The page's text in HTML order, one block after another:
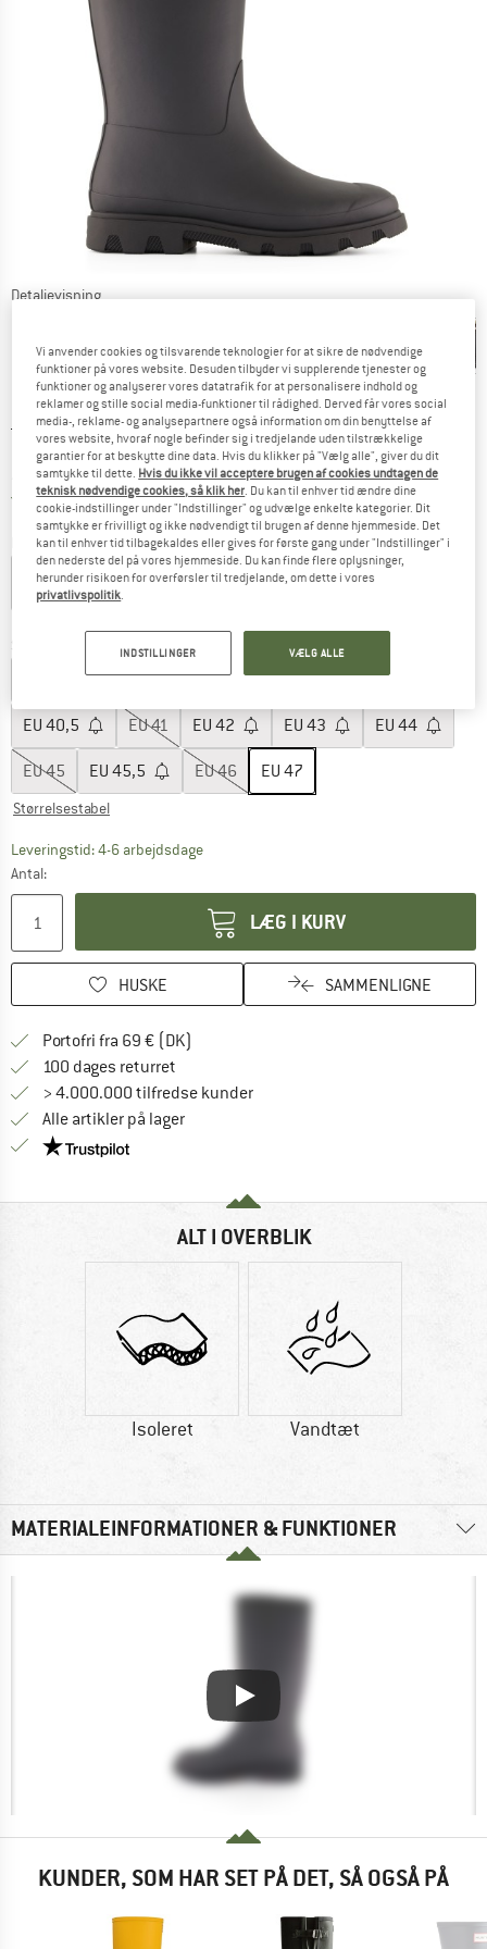
Detaljevisning
Original pris :
159,95€
Pris:
135,96€ inkl. moms.
KR1.016,34
Gratis forsendelse(DK)Danmark. Oplysninger om
Farve:Black
EU37 EU38 EU39 EU
EU 40,5 EU41 EU 42 EU 43 EU 44
EU45 EU 45,5 EU46 EU 47
Størrelsestabel
Leveringstid: 4-6 arbejdsdageLinket åbnes i en infoboks og indeholder
Antal:
LÆG I KURV
HUSKE SAMMENLIGNE
Portofri fra 69 € (DK)
100 dages returret
> 4.000.000 tilfredse kunder
Alle artikler på lager
Vi er Trustpilot-certificeret - oplysningerne får du
ALT I OVERBLIK
Isoleret Vandtæt
MATERIALEINFORMATIONER & FUNKTIONER
KUNDER, SOM HAR SET PÅ DET, SÅ OGSÅ PÅ
Vi anvender cookies og tilsvarende teknologier for at sikre de nødvendige
funktioner på vores website. Desuden tilbyder vi supplerende tjenester og
funktioner og analyserer vores datatrafik for at personalisere indhold og
reklamer og stille social media-funktioner til rådighed. Derved får vores social
media-, reklame- og analysepartnere også information om din benyttelse af
vores website, hvoraf nogle befinder sig i tredjelande uden tilstrækkelige
garantier for at beskytte dine data. Hvis du klikker på "Vælg alle", giver du dit
samtykke til dette. Hvis du ikke vil acceptere brugen af cookies undtagen de
teknisk nødvendige cookies, så klik her. Du kan til enhver tid ændre dine
cookie-indstillinger under "Indstillinger" og udvælge enkelte kategorier. Dit
samtykke er frivilligt og ikke nødvendigt til brugen af denne hjemmeside. Det
kan til enhver tid tilbagekaldes eller gives for første gang under "Indstillinger" i
den nederste del på vores hjemmeside. Du kan finde flere oplysninger,
herunder risikoen for overførsler til tredjelande, om dette i vores
privatlivspolitik.
INDSTILLINGER VÆLG ALLE